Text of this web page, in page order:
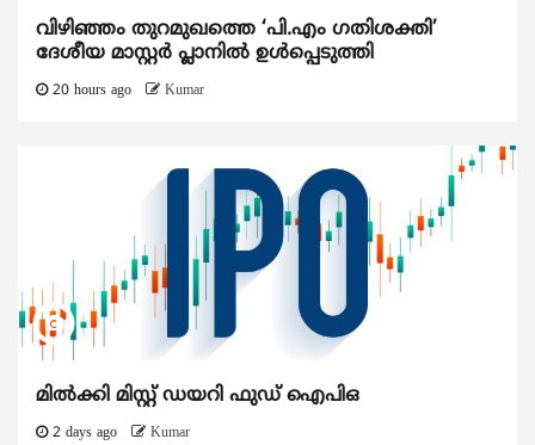
വിഴിഞ്ഞം തുറമുഖത്തെ ‘പി.എം ഗതിശക്തി’
ദേശീയ മാസ്റ്റർ പ്ലാനിൽ ഉൾപ്പെടുത്തി
20 hours ago Kumar
മിൽക്കി മിസ്റ്റ് ഡയറി ഫുഡ് ഐപിഒ
2 days ago Kumar